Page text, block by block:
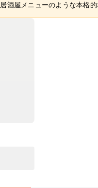
酒屋メニューのような本格的